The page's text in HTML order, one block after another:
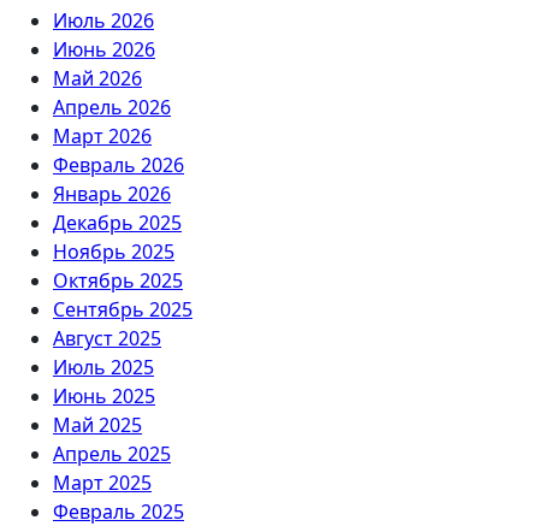
Июль 2026
Июнь 2026
Май 2026
Апрель 2026
Март 2026
Февраль 2026
Январь 2026
Декабрь 2025
Ноябрь 2025
Октябрь 2025
Сентябрь 2025
Август 2025
Июль 2025
Июнь 2025
Май 2025
Апрель 2025
Март 2025
Февраль 2025